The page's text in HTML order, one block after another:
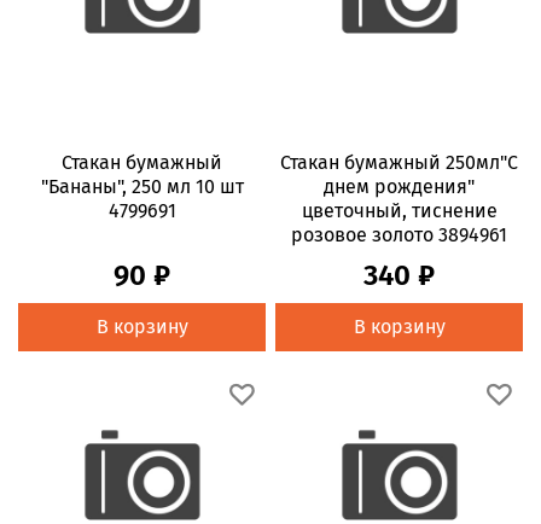
Стакан бумажный
"Бананы", 250 мл 10 шт
4799691
90 ₽
В корзину
Стакан бумажный 250мл"С
днем рождения"
цветочный, тиснение
розовое золото 3894961
340 ₽
В корзину